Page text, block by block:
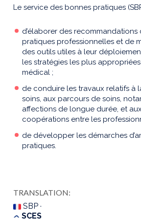
Le service des bonnes pratiques
d’élaborer des recommandations
pratiques professionnelles et de
des outils utiles à leur
les stratégies les plus
médical ;
de conduire les travaux relatifs à
soins, aux parcours de soins,
affections de longue durée, et
coopérations entre les
de développer les démarches
pratiques.
TRANSLATION:
SBP ·
SCES